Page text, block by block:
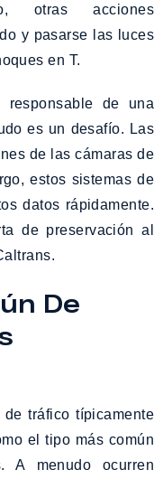
otras acciones
y pasarse las luces
en T.
responsable de una
es un desafío. Las
de las cámaras de
estos sistemas de
datos rápidamente.
de preservación al
De
tráfico típicamente
el tipo más común
A menudo ocurren